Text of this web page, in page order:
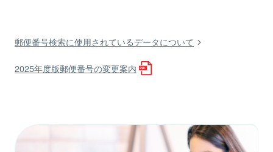
郵便番号検索に使用されているデータについて
2025年度版郵便番号の変更案内